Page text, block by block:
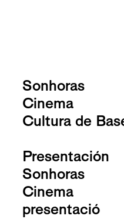
Sonhoras
Cinema
Cultura de
Presentación
Sonhoras
Cinema
presentació